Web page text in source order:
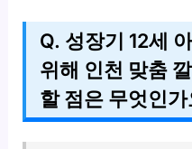
Q. 성장기 12세
위해 인천 맞춤
할 점은 무엇인가